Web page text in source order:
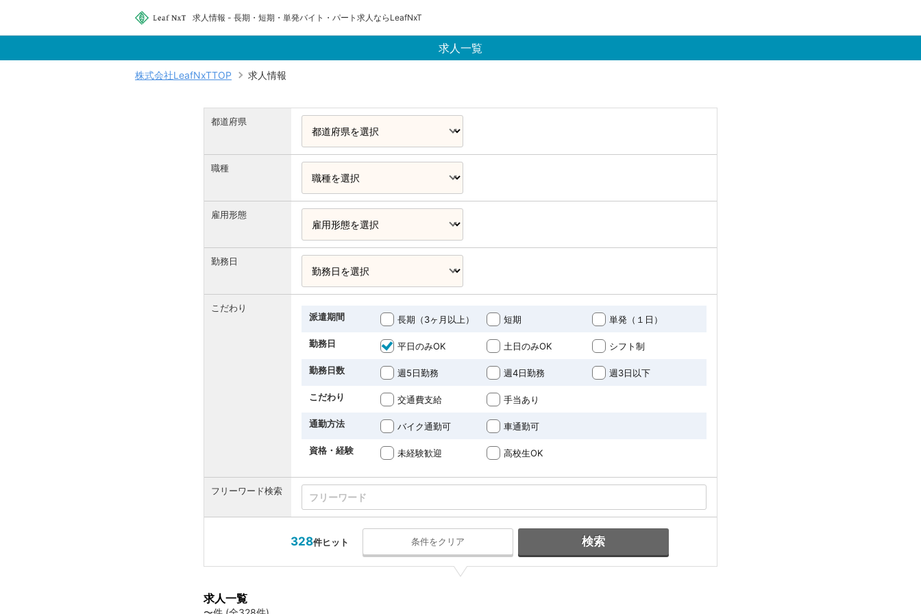
求人情報 - 長期・短期・単発バイト・パート求人ならLeafNxT
求人一覧
株式会社LeafNxTTOP 求人情報
都道府県
職種
雇用形態
勤務日
こだわり
派遣期間
長期（3ヶ月以上） 短期 単発（１日）
勤務日 平日のみOK 土日のみOK シフト制
勤務日数 週5日勤務 週4日勤務 週3日以下
こだわり 交通費支給 手当あり
通勤方法 バイク通勤可 車通勤可
資格・経験 未経験歓迎 高校生OK
フリーワード検索
328件ヒット 条件をクリア 検索
求人一覧